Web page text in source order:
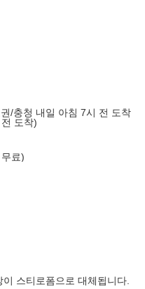
/충청 내일 아침 7시 전 도착
도착)
료)
스티로폼으로 대체됩니다.